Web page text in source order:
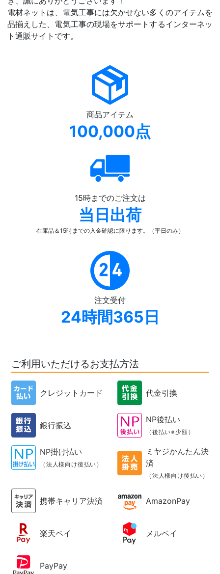
電材ネットは、電気工事には欠かせない多くのアイテムを
品揃えした、電気工事の現場をサポートするインターネッ
ト通販サイトです。
商品アイテム
100,000点
15時までのご注文は
当日出荷
在庫品＆15時までの入金確認に限ります。（平日のみ）
注文受付
24時間365日
ご利用いただけるお支払方法
クレジットカード 代金引換
銀行振込
NP後払い
（後払い※少額）
NP掛け払い
（法人様向け後払い）
ミヤジかんたん決
済
（法人様向け後払い）
携帯キャリア決済 AmazonPay
楽天ペイ メルペイ
PayPay